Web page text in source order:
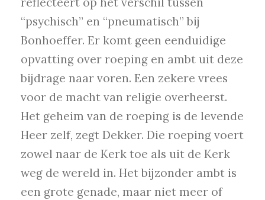
“psychisch” en “pneumatisch” bij
Bonhoeffer. Er komt geen eenduidige
opvatting over roeping en ambt uit deze
bijdrage naar voren. Een zekere vrees
voor de macht van religie overheerst.
Het geheim van de roeping is de levende
Heer zelf, zegt Dekker. Die roeping voert
zowel naar de Kerk toe als uit de Kerk
weg de wereld in. Het bijzonder ambt is
een grote genade, maar niet meer of